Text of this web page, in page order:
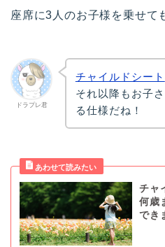
座席に3人のお子様を乗せて
ドラプレ君
チャイルドシート
それ以降もお子
る仕様だね！
チャ
何歳
でき